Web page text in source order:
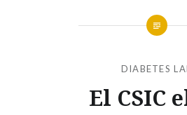
DIABETES
El CSIC